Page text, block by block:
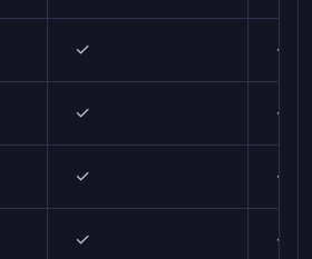
✓ ✓
✓ ✓
✓ ✓
✓ ✓